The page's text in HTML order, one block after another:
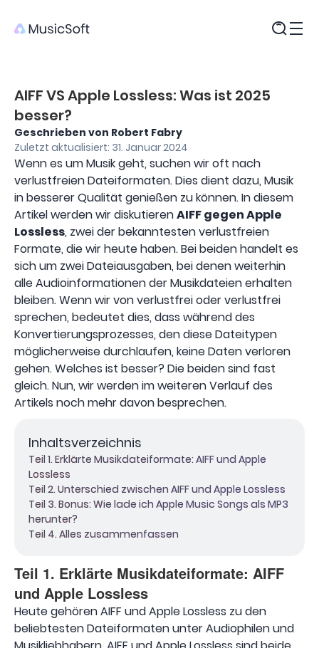
AIFF VS Apple Lossless: Was ist 2025
besser?
Geschrieben von Robert Fabry
Zuletzt aktualisiert: 31. Januar 2024
Wenn es um Musik geht, suchen wir oft nach
verlustfreien Dateiformaten. Dies dient dazu, Musik
in besserer Qualität genießen zu können. In diesem
Artikel werden wir diskutierenAIFF gegen Apple
Lossless, zwei der bekanntesten verlustfreien
Formate, die wir heute haben. Bei beiden handelt es
sich um zwei Dateiausgaben, bei denen weiterhin
alle Audioinformationen der Musikdateien erhalten
bleiben. Wenn wir von verlustfrei oder verlustfrei
sprechen, bedeutet dies, dass während des
Konvertierungsprozesses, den diese Dateitypen
möglicherweise durchlaufen, keine Daten verloren
gehen. Welches ist besser? Die beiden sind fast
gleich. Nun, wir werden im weiteren Verlauf des
Artikels noch mehr davon besprechen.
Inhaltsverzeichnis
Teil 1. Erklärte Musikdateiformate: AIFF und Apple
Lossless
Teil 2. Unterschied zwischen AIFF und Apple Lossless
Teil 3. Bonus: Wie lade ich Apple Music Songs als MP3
herunter?
Teil 4. Alles zusammenfassen
Teil 1. Erklärte Musikdateiformate: AIFF
und Apple Lossless
Heute gehören AIFF und Apple Lossless zu den
beliebtesten Dateiformaten unter Audiophilen und